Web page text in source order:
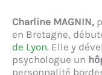
Charline MAGNIN,
en Bretagne,
de Lyon. Elle y
psychologue un
personnalité